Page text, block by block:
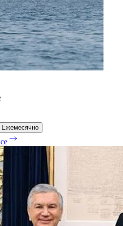
Ежемесячно